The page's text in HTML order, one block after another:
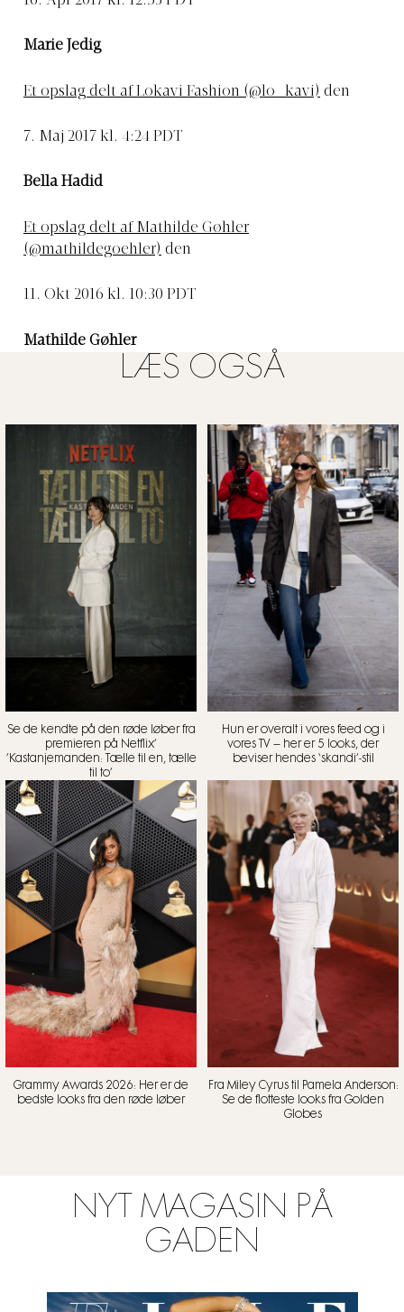
Marie Jedig
Et opslag delt af Lokavi Fashion (@lo_kavi) den
7. Maj 2017 kl. 4:24 PDT
Bella Hadid
Et opslag delt af Mathilde Gøhler
(@mathildegoehler) den
11. Okt 2016 kl. 10:30 PDT
Mathilde Gøhler
LÆS OGSÅ
Se de kendte på den røde løber fra
premieren på Netflix’
’Kastanjemanden: Tælle til en, tælle
til to’
Hun er overalt i vores feed og i
vores TV – her er 5 looks, der
beviser hendes ‘skandi’-stil
Grammy Awards 2026: Her er de
bedste looks fra den røde løber
Fra Miley Cyrus til Pamela Anderson:
Se de flotteste looks fra Golden
Globes
NYT MAGASIN PÅ
GADEN